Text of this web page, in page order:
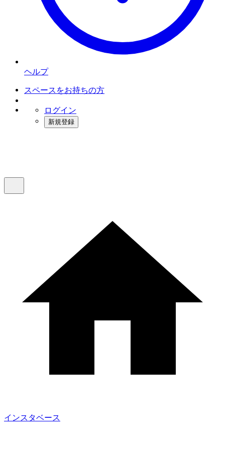
ヘルプ
スペースをお持ちの方
ログイン
新規登録
インスタベース